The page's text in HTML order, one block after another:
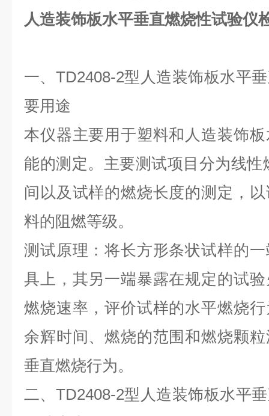
人造装饰板水平垂直燃烧性试验仪
一、 TD2408-2型人造装饰板水平
要用途
本仪器主要用于塑料和人造装饰
能的测定。主要测试项目分为线性
间以及试样的燃烧长度的测定，
料的阻燃等级。
测试原理：将长方形条状试样的
具上，其另一端暴露在规定的试
燃烧速率，评价试样的水平燃烧
余辉时间、燃烧的范围和燃烧颗
垂直燃烧行为。
二、 TD2408-2型人造装饰板水平